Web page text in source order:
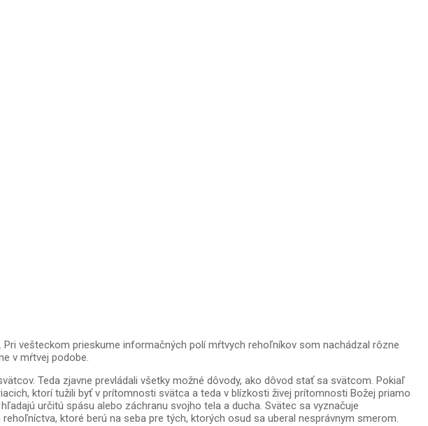
vešteckom prieskume informačných polí mŕtvych rehoľníkov som nachádzal rôzne
v mŕtvej podobe.
Teda zjavne prevládali všetky možné dôvody, ako dôvod stať sa svätcom. Pokiaľ
ktorí tužili byť v prítomnosti svätca a teda v blízkosti živej prítomnosti Božej priamo
určitú spásu alebo záchranu svojho tela a ducha. Svätec sa vyznačuje
ktoré berú na seba pre tých, ktorých osud sa uberal nesprávnym smerom.